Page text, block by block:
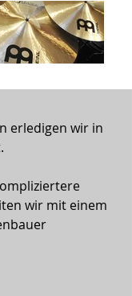
erledigen wir in
wir mit einem